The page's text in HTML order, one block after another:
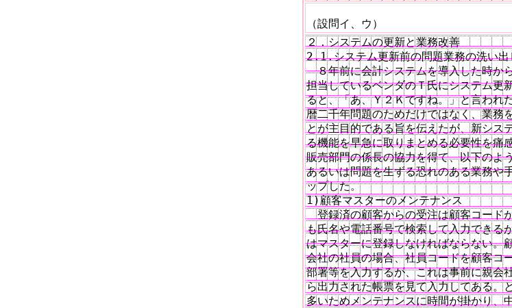
（設問イ、ウ）
２．システムの更新と業務改善
2.1.システム更新前の問題業務の洗い出
８年前に会計システムを導入した時か
担当しているベンダのＴ氏にシステム更
ると、「あ、Ｙ２Ｋですね。」と言われ
暦二千年問題のためだけではなく、業務
とが主目的である旨を伝えたが、新シス
る機能を早急に取りまとめる必要性を痛
販売部門の係長の協力を得て、以下のよ
あるいは問題を生ずる恐れのある業務や
ップした。
1)顧客マスターのメンテナンス
登録済の顧客からの受注は顧客コード
も氏名や電話番号で検索して入力できる
はマスターに登録しなければならない。
会社の社員の場合、社員コードを顧客
部署等を入力するが、これは事前に親会
ら出力された帳票を見て入力してある。
多いためメンテナンスに時間が掛かり、